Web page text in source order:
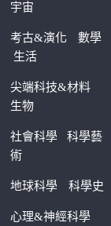
宇宙
考古&演化
數學
生活
尖端科技&材料
生物
社會科學科學藝
術
地球科學 科學史
心理&神經科學